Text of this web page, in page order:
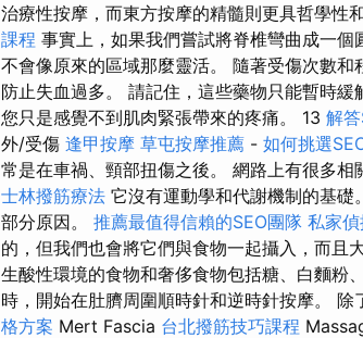
治療性按摩，而東方按摩的精髓則更具哲學性
課程 事實上，如果我們嘗試將脊椎彎曲成一
不會像原來的區域那麼靈活。 隨著受傷次數和
防止失血過多。 請記住，這些藥物只能暫時
您只是感覺不到肌肉緊張帶來的疼痛。 13 解
外/受傷 逢甲按摩 草屯按摩推薦 - 如何挑選
常是在車禍、頸部扭傷之後。 網路上有很多相
士林撥筋療法 它沒有運動學和代謝機制的基礎
部分原因。 推薦最值得信賴的SEO團隊 私家
的，但我們也會將它們與食物一起攝入，而且
生酸性環境的食物和奢侈食物包括糖、白麵粉
時，開始在肚臍周圍順時針和逆時針按摩。
格方案 Mert Fascia 台北撥筋技巧課程